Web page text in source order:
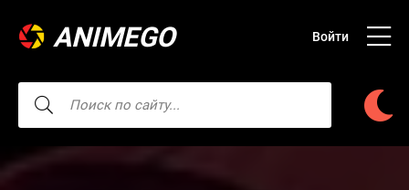
ANIMEGO Войти